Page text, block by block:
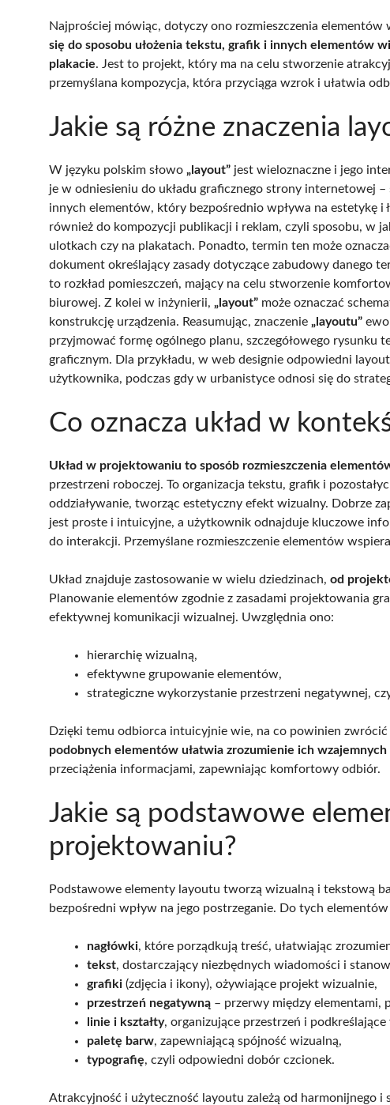
Najprościej mówiąc, dotyczy ono rozmieszczenia elementów
się do sposobu ułożenia tekstu, grafik i innych elementów
plakacie. Jest to projekt, który ma na celu stworzenie
przemyślana kompozycja, która przyciąga wzrok i ułatwia
Jakie są różne znaczenia
W języku polskim słowo „layout” jest wieloznaczne i jego
je w odniesieniu do układu graficznego strony internetowej
innych elementów, który bezpośrednio wpływa na estetykę i
również do kompozycji publikacji i reklam, czyli sposobu, w
ulotkach czy na plakatach. Ponadto, termin ten może
dokument określający zasady dotyczące zabudowy danego
to rozkład pomieszczeń, mający na celu stworzenie
biurowej. Z kolei w inżynierii, „layout” może oznaczać
konstrukcję urządzenia. Reasumując, znaczenie „layoutu”
przyjmować formę ogólnego planu, szczegółowego rysunku
graficznym. Dla przykładu, w web designie odpowiedni
użytkownika, podczas gdy w urbanistyce odnosi się do
Co oznacza układ w
Układ w projektowaniu to sposób rozmieszczenia
przestrzeni roboczej. To organizacja tekstu, grafik i
oddziaływanie, tworząc estetyczny efekt wizualny. Dobrze
jest proste i intuicyjne, a użytkownik odnajduje kluczowe
do interakcji. Przemyślane rozmieszczenie elementów
Układ znajduje zastosowanie w wielu dziedzinach, od
Planowanie elementów zgodnie z zasadami projektowania
efektywnej komunikacji wizualnej. Uwzględnia ono:
hierarchię wizualną,
efektywne grupowanie elementów,
strategiczne wykorzystanie przestrzeni negatywnej,
Dzięki temu odbiorca intuicyjnie wie, na co powinien
podobnych elementów ułatwia zrozumienie ich
przeciążenia informacjami, zapewniając komfortowy odbiór.
Jakie są podstawowe
projektowaniu?
Podstawowe elementy layoutu tworzą wizualną i tekstową
bezpośredni wpływ na jego postrzeganie. Do tych elementów
nagłówki, które porządkują treść, ułatwiając
tekst, dostarczający niezbędnych wiadomości i
grafiki (zdjęcia i ikony), ożywiające projekt wizualnie,
przestrzeń negatywną – przerwy między elementami,
linie i kształty, organizujące przestrzeń i
paletę barw, zapewniającą spójność wizualną,
typografię, czyli odpowiedni dobór czcionek.
Atrakcyjność i użyteczność layoutu zależą od harmonijnego